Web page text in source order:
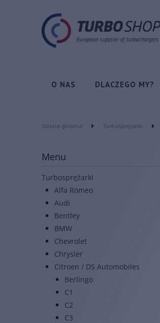
O NAS DLACZEGO MY?
Strona główna Turbosprężarki
Menu
Turbosprężarki
Alfa Romeo
Audi
Bentley
BMW
Chevrolet
Chrysler
Citroen / DS Automobiles
Berlingo
C1
C2
C3